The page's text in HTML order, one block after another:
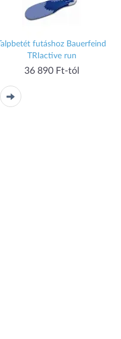
Talpbetét futáshoz Bauerfeind
TRIactive run
36 890 Ft-tól